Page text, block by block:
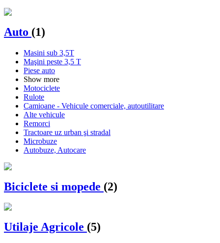
Auto (1)
Masini sub 3,5T
Maşini peste 3,5 T
Piese auto
Show more
Motociclete
Rulote
Camioane - Vehicule comerciale, autoutilitare
Alte vehicule
Remorci
Tractoare uz urban şi stradal
Microbuze
Autobuze, Autocare
Biciclete si mopede (2)
Utilaje Agricole (5)